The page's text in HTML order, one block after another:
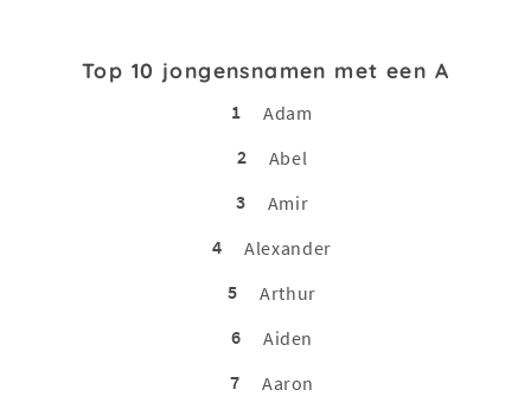
Top 10 jongensnamen met een A
1
Adam
2
Abel
3
Amir
4
Alexander
5
Arthur
6
Aiden
7
Aaron